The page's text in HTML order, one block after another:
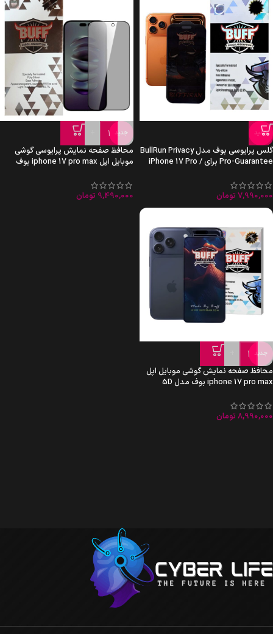
جدید
گلس پرایوسی بوف مدل BullRun Privacy
Pro-Guarantee برای iPhone 17 Pro /
7,990,000 تومان
جدید
-
محافظ صفحه نمایش پرایوسی گوشی
موبایل اپل iphone 17 pro max بوف
9,490,000 تومان
جدید
-
محافظ صفحه نمایش گوشی موبایل اپل
iphone 17 pro max بوف مدل 5D
8,990,000 تومان